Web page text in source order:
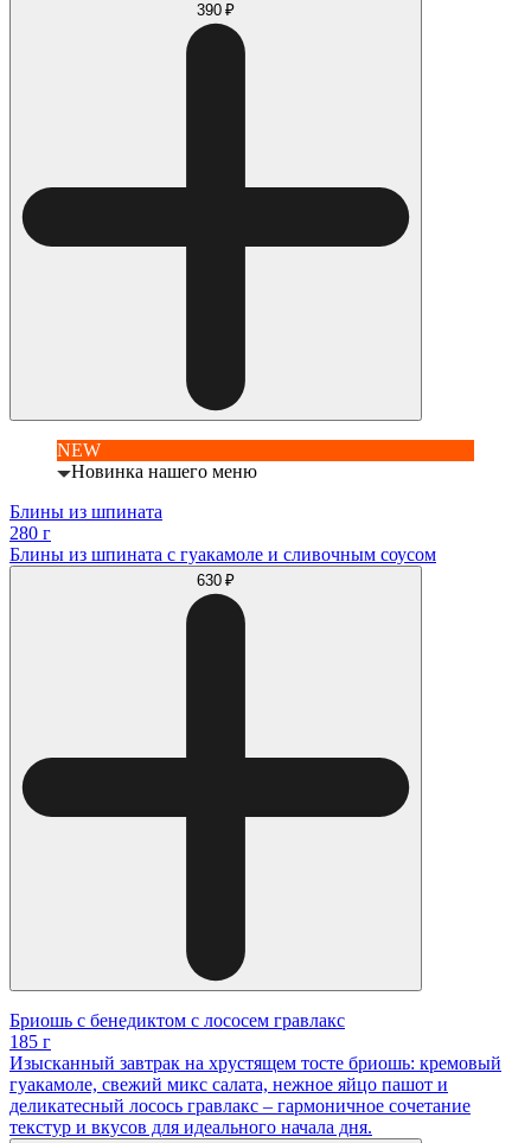
390 ₽
NEW
Новинка нашего меню
Блины из шпината
280 г
Блины из шпината с гуакамоле и сливочным соусом
630 ₽
Бриошь с бенедиктом с лососем гравлакс
185 г
Изысканный завтрак на хрустящем тосте бриошь: кремовый
гуакамоле, свежий микс салата, нежное яйцо пашот и
деликатесный лосось гравлакс – гармоничное сочетание
текстур и вкусов для идеального начала дня.